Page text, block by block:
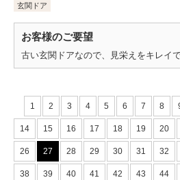
玄関ドア
お客様のご要望
古い玄関ドアなので、見栄えをキレイ
1 2 3 4 5 6 7 8
14 15 16 17 18 19 20
26 27 28 29 30 31 32
38 39 40 41 42 43 44